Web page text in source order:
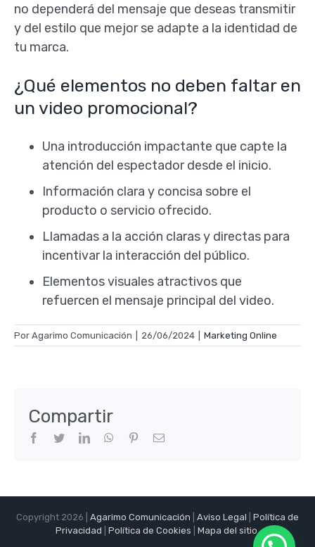
no dependerá del mensaje que deseas transmitir
y del estilo que mejor se adapte a la identidad de
tu marca.
¿Qué elementos no deben faltar en
un video promocional?
Una introducción impactante que capte la
atención del espectador desde el inicio.
Información clara y concisa sobre el
producto o servicio ofrecido.
Llamadas a la acción claras y directas para
incentivar la interacción del público.
Elementos visuales atractivos que
refuercen el mensaje principal del video.
Por Agarimo Comunicación 26/06/2024 Marketing Online
Compartir
Facebook
TwitterLinkedIn
WhatsApp
Pinterest
Correo
Copyright 2026 | Agarimo Comunicación Aviso Legal
Política de
Privacidad
Política de Cookies Mapa del sitio.